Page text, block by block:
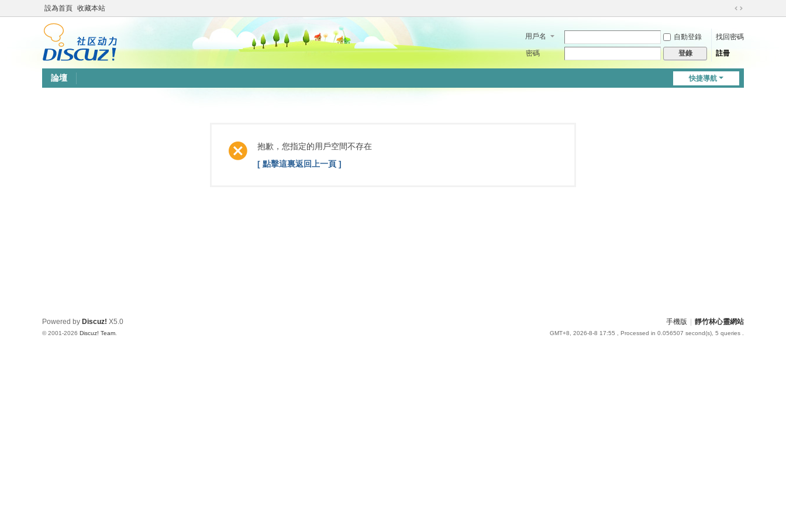
設為首頁 收藏本站
切
到
用戶名 自動登錄
找回密碼
密碼
登錄 註冊
快捷導航
論壇
抱歉，您指定的用戶空間不存在
[ 點擊這裏返回上一頁 ]
手機版 靜竹林心靈網站
GMT+8, 2026-8-8 17:55 , Processed in 0.056507 second(s), 5 queries .
Powered by Discuz! X5.0
© 2001-2026 Discuz! Team